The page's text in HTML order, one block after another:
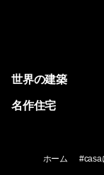
世界の建築
名作住宅
ホーム #casa